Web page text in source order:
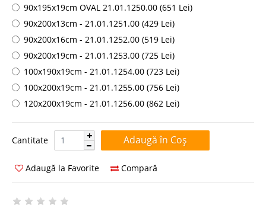
90x195x19cm OVAL 21.01.1250.00 (651 Lei)
90x200x13cm - 21.01.1251.00 (429 Lei)
90x200x16cm - 21.01.1252.00 (519 Lei)
90x200x19cm - 21.01.1253.00 (725 Lei)
100x190x19cm - 21.01.1254.00 (723 Lei)
100x200x19cm - 21.01.1255.00 (756 Lei)
120x200x19cm - 21.01.1256.00 (862 Lei)
Cantitate Cantitate:
Adaugă la Favorite Compară